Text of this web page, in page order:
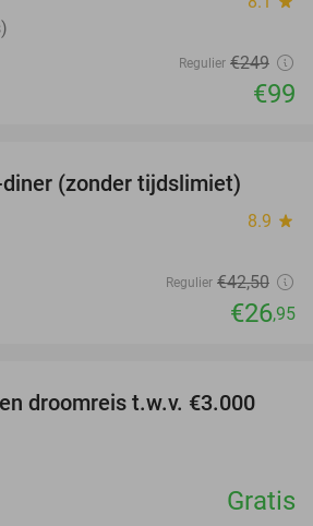
Regulier €249
€99
(zonder tijdslimiet)
8.9 star
Regulier €42,50
€26,95
droomreis t.w.v. €3.000
Gratis